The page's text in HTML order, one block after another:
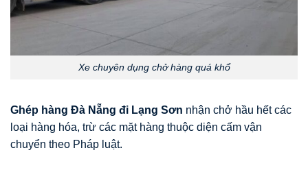
Xe chuyên dụng chở hàng quá khổ
Ghép hàng Đà Nẵng đi Lạng Sơn nhận chở hầu hết các
loại hàng hóa, trừ các mặt hàng thuộc diện cấm vận
chuyển theo Pháp luật.